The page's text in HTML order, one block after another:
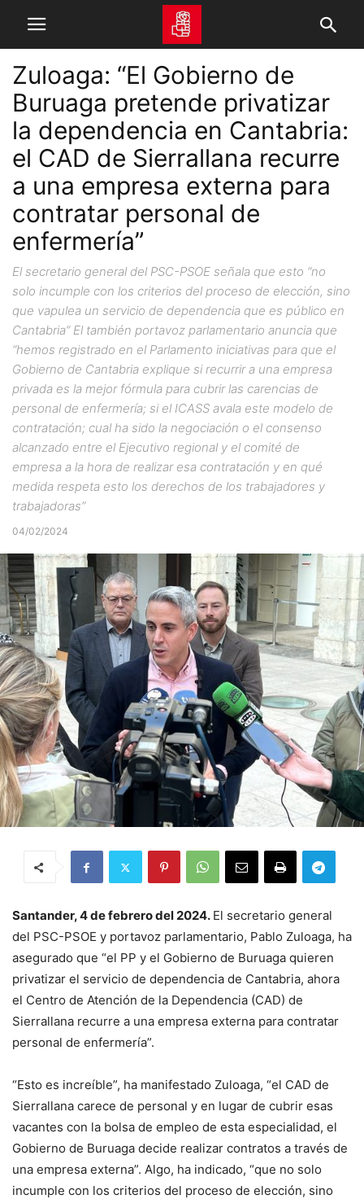
Zuloaga: “El Gobierno de
Buruaga pretende privatizar
la dependencia en Cantabria:
el CAD de Sierrallana recurre
a una empresa externa para
contratar personal de
enfermería”
El secretario general del PSC-PSOE señala que esto “no
solo incumple con los criterios del proceso de elección, sino
que vapulea un servicio de dependencia que es público en
Cantabria” El también portavoz parlamentario anuncia que
“hemos registrado en el Parlamento iniciativas para que el
Gobierno de Cantabria explique si recurrir a una empresa
privada es la mejor fórmula para cubrir las carencias de
personal de enfermería; si el ICASS avala este modelo de
contratación; cual ha sido la negociación o el consenso
alcanzado entre el Ejecutivo regional y el comité de
empresa a la hora de realizar esa contratación y en qué
medida respeta esto los derechos de los trabajadores y
trabajadoras”
04/02/2024
Santander, 4 de febrero del 2024. El secretario general
del PSC-PSOE y portavoz parlamentario, Pablo Zuloaga, ha
asegurado que “el PP y el Gobierno de Buruaga quieren
privatizar el servicio de dependencia de Cantabria, ahora
el Centro de Atención de la Dependencia (CAD) de
Sierrallana recurre a una empresa externa para contratar
personal de enfermería”.
“Esto es increíble”, ha manifestado Zuloaga, “el CAD de
Sierrallana carece de personal y en lugar de cubrir esas
vacantes con la bolsa de empleo de esta especialidad, el
Gobierno de Buruaga decide realizar contratos a través de
una empresa externa”. Algo, ha indicado, “que no solo
incumple con los criterios del proceso de elección, sino